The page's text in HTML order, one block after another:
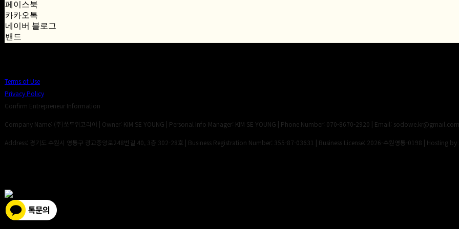
페이스북
카카오톡
네이버 블로그
밴드
Terms of Use
Privacy Policy
Confirm Entrepreneur Information
Company Name: (주)쏘두위코리아 | Owner: KIM SE YOUNG | Personal Info Manager: KIM SE YOUNG | Phone Number: 070-8670-2920 | Email: sodowe.kr@gmail.com
Address: 경기도 수원시 영통구 광교중앙로248번길 40, 3층 302-28호 | Business Registration Number: 355-87-03631 | Business License: 2026-수원영통-0198 | Hosting by